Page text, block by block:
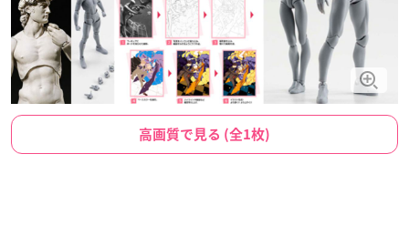
高画質で見る (全1枚)